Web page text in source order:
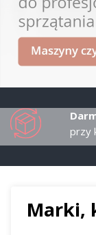
przy
Marki,